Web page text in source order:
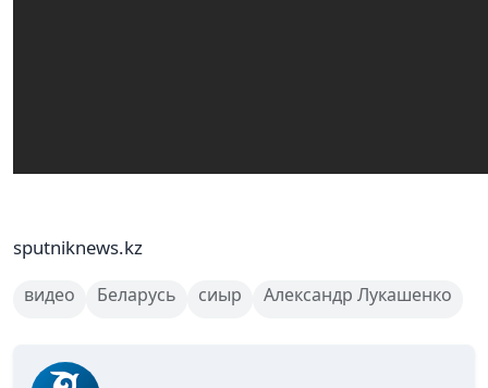
sputniknews.kz
видео Беларусь сиыр Александр Лукашенко